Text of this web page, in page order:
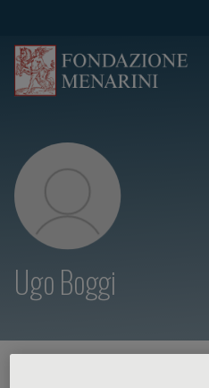
Ugo Boggi